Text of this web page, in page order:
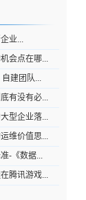
业...
会点在哪...
建团队...
有没有必...
型企业落...
维价值思...
-《数据...
腾讯游戏...